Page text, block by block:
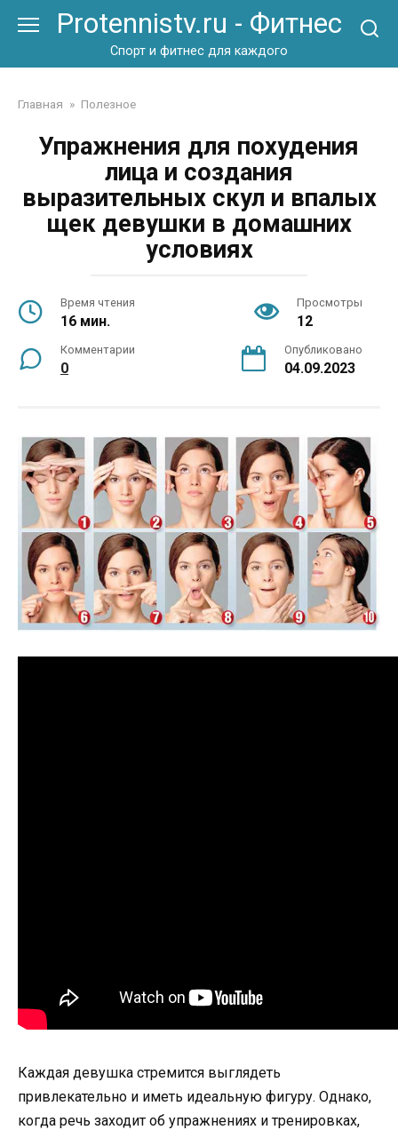
Protennistv.ru - Фитнес
Спорт и фитнес для каждого
Главная » Полезное
Упражнения для похудения
лица и создания
выразительных скул и впалых
щек девушки в домашних
условиях
Время чтения
16 мин.
Просмотры
12
Комментарии
0
Опубликовано
04.09.2023
Каждая девушка стремится выглядеть
привлекательно и иметь идеальную фигуру. Однако,
когда речь заходит об упражнениях и тренировках,